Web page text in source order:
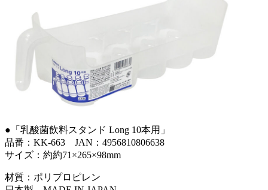
●「乳酸菌飲料スタンド Long 10本用」
品番：KK-663 JAN：4956810806638
サイズ：約約71×265×98mm
材質：ポリプロピレン